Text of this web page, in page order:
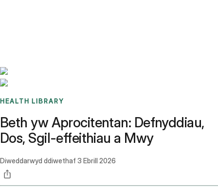
HEALTH LIBRARY
Beth yw Aprocitentan: Defnyddiau,
Dos, Sgil-effeithiau a Mwy
Diweddarwyd ddiwethaf 3 Ebrill 2026